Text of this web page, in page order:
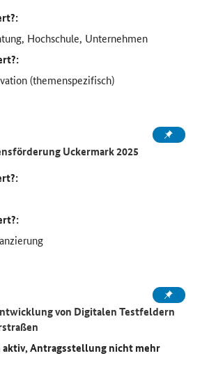
Hochschule, Unternehmen
(themenspezifisch)
Uckermark 2025
von Digitalen Testfeldern
aktiv, Antragsstellung nicht mehr